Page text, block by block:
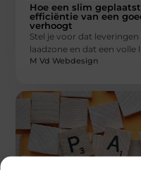
Hoe een slim
efficiëntie van een
verhoogt
Stel je voor dat
laadzone en dat een volle
M Vd Webdesign